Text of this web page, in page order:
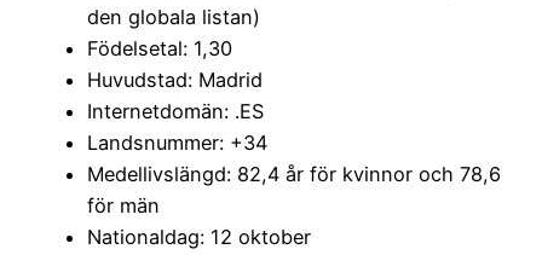
den globala listan)
Födelsetal: 1,30
Huvudstad: Madrid
Internetdomän: .ES
Landsnummer: +34
Medellivslängd: 82,4 år för kvinnor och 78,6
för män
Nationaldag: 12 oktober